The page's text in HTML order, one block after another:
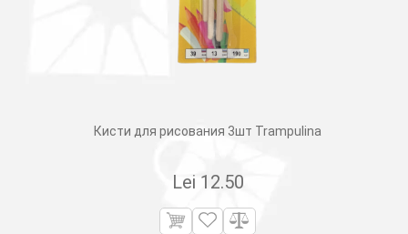
Кисти для рисования 3шт Trampulina
Lei 12.50